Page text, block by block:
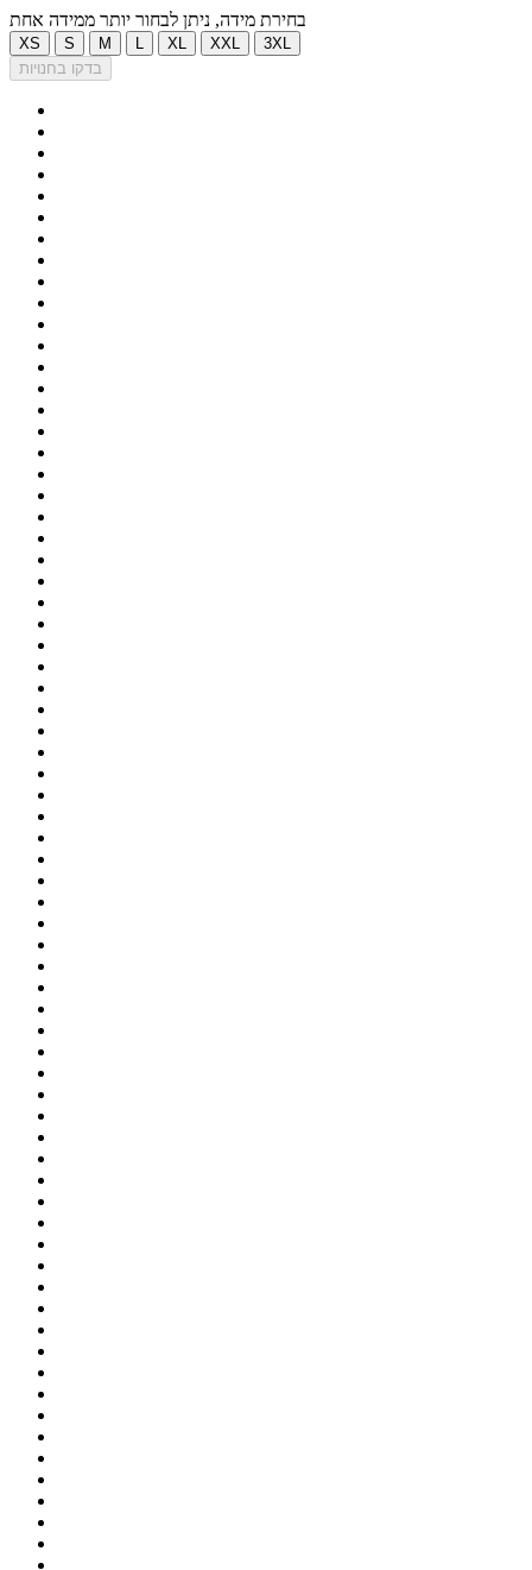
בחירת מידה, ניתן לבחור יותר ממידה אחת
XS S M XL XXL
3XL
בדקו בחנויות